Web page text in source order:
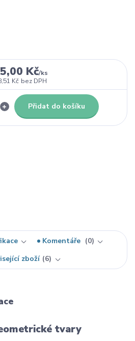
Kč/ks
Kč bez DPH
Přidat do košíku
Komentáře
0
zboží 6
tvary